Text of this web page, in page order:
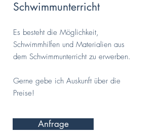
Schwimmunterricht
Es besteht die Möglichkeit,
Schwimmhilfen und Materialien aus
dem Schwimmunterricht zu erwerben.
Gerne gebe ich Auskunft über die
Preise!
Anfrage